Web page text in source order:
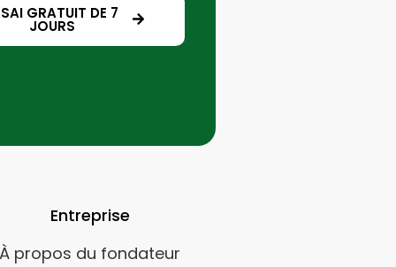
GRATUIT DE 7
JOURS
Entreprise
À propos du fondateur